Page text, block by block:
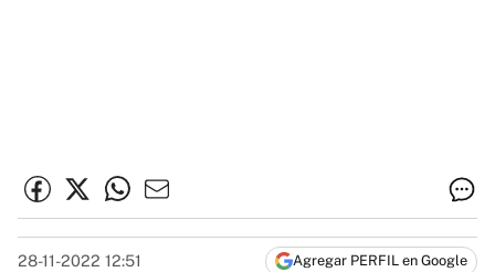
28-11-2022 12:51 Agregar PERFIL en Google